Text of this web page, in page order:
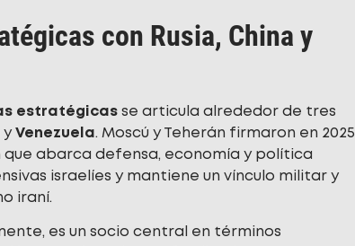
con Rusia, China y
estratégicas se articula alrededor de tres
y Venezuela. Moscú y Teherán firmaron en 2025
abarca defensa, economía y política
israelíes y mantiene un vínculo militar y
iraní.
es un socio central en términos